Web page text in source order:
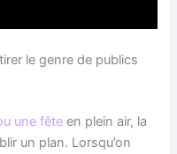
le genre de publics
une fête en plein air, la
un plan. Lorsqu’on